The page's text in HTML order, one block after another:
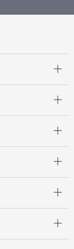
】令和７年度
制度にかかる技